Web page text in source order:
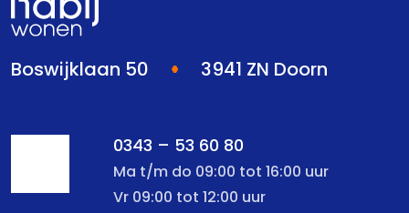
Boswijklaan 50 3941 ZN Doorn
0343 – 53 60 80
Ma t/m do 09:00 tot 16:00 uur
Vr 09:00 tot 12:00 uur